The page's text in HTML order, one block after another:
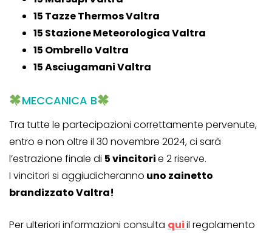
15 Tazze Thermos Valtra
15 Stazione Meteorologica Valtra
15 Ombrello Valtra
15 Asciugamani Valtra
MECCANICA B
Tra tutte le partecipazioni correttamente pervenute,
entro e non oltre il 30 novembre 2024, ci sarà
l’estrazione finale di 5 vincitorie 2 riserve.
I vincitori si aggiudicheranno uno zainetto
brandizzato Valtra!
Per ulteriori informazioni consulta quiil regolamento